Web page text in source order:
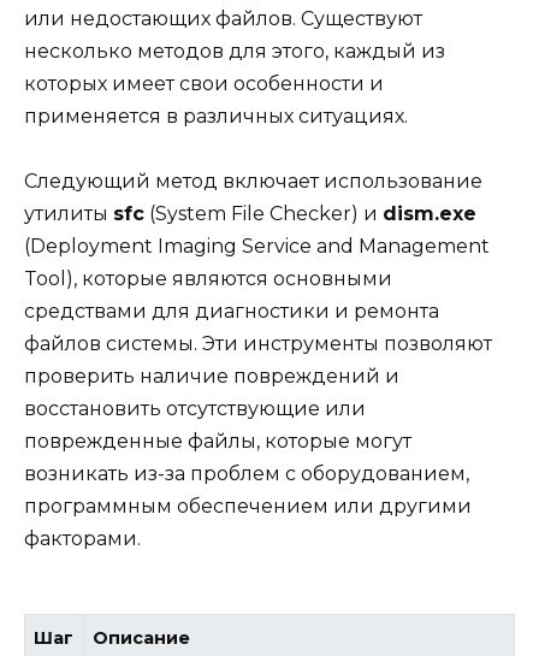
или недостающих файлов. Существуют
несколько методов для этого, каждый из
которых имеет свои особенности и
применяется в различных ситуациях.
Следующий метод включает использование
утилиты sfc (System File Checker) и dism.exe
(Deployment Imaging Service and Management
Tool), которые являются основными
средствами для диагностики и ремонта
файлов системы. Эти инструменты позволяют
проверить наличие повреждений и
восстановить отсутствующие или
поврежденные файлы, которые могут
возникать из-за проблем с оборудованием,
программным обеспечением или другими
факторами.
Шаг Описание